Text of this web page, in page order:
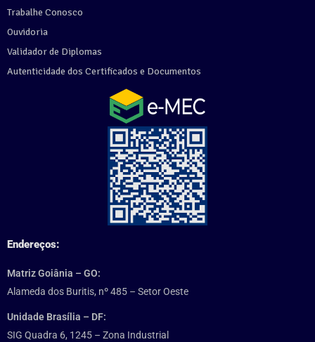
Trabalhe Conosco
Ouvidoria
Validador de Diplomas
Autenticidade dos Certificados e Documentos
Endereços:
Matriz Goiânia – GO:
Alameda dos Buritis, nº 485 – Setor Oeste
Unidade Brasília – DF:
SIG Quadra 6, 1245 – Zona Industrial